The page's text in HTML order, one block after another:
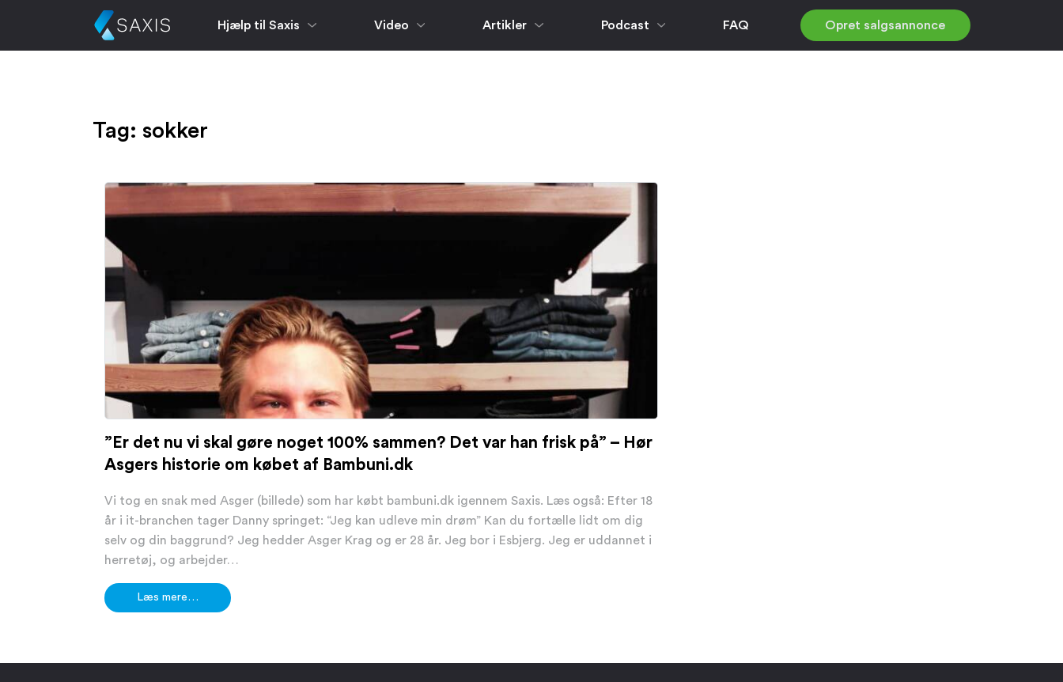
Hjælp til Saxis Video Artikler Podcast FAQ Opret salgsannonce
Tag: sokker
”Er det nu vi skal gøre noget 100% sammen? Det var han frisk på” – Hør
Asgers historie om købet af Bambuni.dk
Vi tog en snak med Asger (billede) som har købt bambuni.dk igennem Saxis. Læs også: Efter 18
år i it-branchen tager Danny springet: “Jeg kan udleve min drøm” Kan du fortælle lidt om dig
selv og din baggrund? Jeg hedder Asger Krag og er 28 år. Jeg bor i Esbjerg. Jeg er uddannet i
herretøj, og arbejder…
Læs mere…